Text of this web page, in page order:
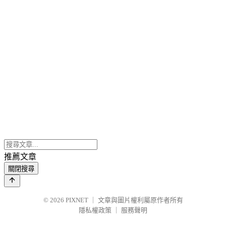
推薦文章
關閉搜尋
© 2026 PIXNET
文章與圖片權利屬原作者所有
隱私權政策
服務聲明